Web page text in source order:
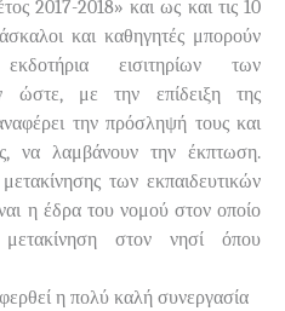
2017-2018» και ως και τις 10
και καθηγητές μπορούν
εισιτηρίων των
ώστε, με την επίδειξη της
την πρόσληψή τους και
να λαμβάνουν την έκπτωση.
των εκπαιδευτικών
η έδρα του νομού στον οποίο
στον νησί όπου
η πολύ καλή συνεργασία